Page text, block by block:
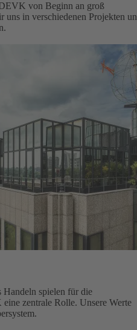
von Beginn an groß
uns in verschiedenen Projekten
Handeln spielen für die
zentrale Rolle. Unsere Werte